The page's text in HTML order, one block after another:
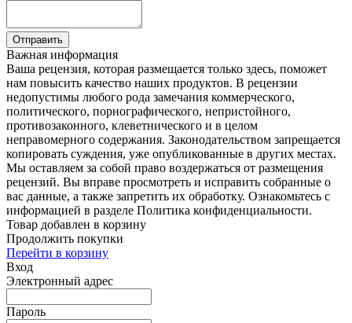
Отправить
Важная информация
Ваша рецензия, которая размещается только здесь, поможет
нам повысить качество наших продуктов. В рецензии
недопустимы любого рода замечания коммерческого,
политического, порнографического, непристойного,
противозаконного, клеветнического и в целом
неправомерного содержания. Законодательством запрещается
копировать суждения, уже опубликованные в других местах.
Мы оставляем за собой право воздержаться от размещения
рецензий. Вы вправе просмотреть и исправить собранные о
вас данные, а также запретить их обработку. Ознакомьтесь с
информацией в разделе Политика конфиденциальности.
Товар добавлен в корзину
Продолжить покупки
Перейти в корзину
Вход
Электронный адрес
Пароль